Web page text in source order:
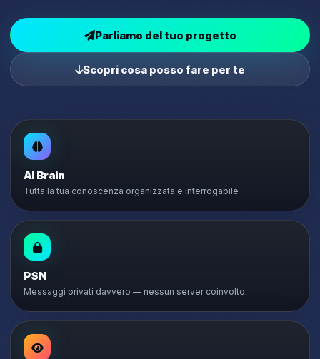
Parliamo del tuo progetto
Scopri cosa posso fare per te
AI Brain
Tutta la tua conoscenza organizzata e interrogabile
PSN
Messaggi privati davvero — nessun server coinvolto